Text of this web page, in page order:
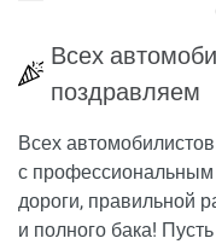
Всех
поздравляем
Всех
с
дороги, правильной
и полного бака!